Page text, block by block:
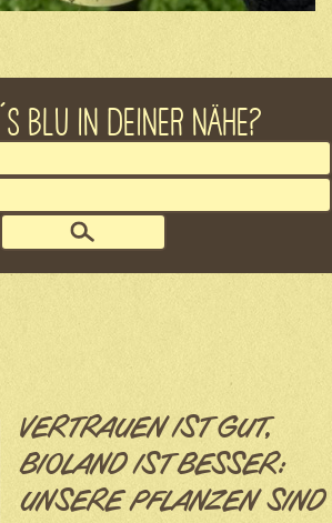
BLU IN DEINER NÄHE?
VERTRAUEN IST GUT,
BIOLAND IST BESSER:
UNSERE PFLANZEN SIND